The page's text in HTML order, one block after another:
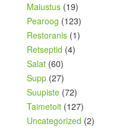
Maiustus (19)
Pearoog (123)
Restoranis (1)
Retseptid (4)
Salat (60)
Supp (27)
Suupiste (72)
Taimetoit (127)
Uncategorized (2)